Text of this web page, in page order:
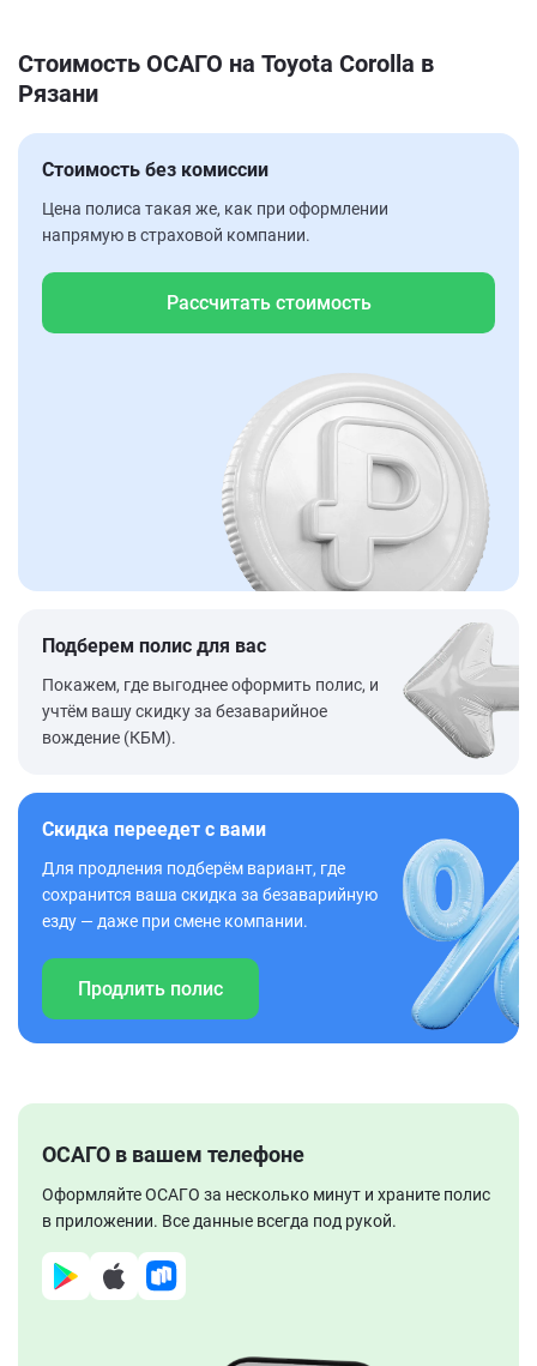
Стоимость ОСАГО на Toyota Corolla в
Рязани
Стоимость без комиссии
Цена полиса такая же, как при оформлении
напрямую в страховой компании.
Рассчитать стоимость
Подберем полис для вас
Покажем, где выгоднее оформить полис, и
учтём вашу скидку за безаварийное
вождение (КБМ).
Скидка переедет с вами
Для продления подберём вариант, где
сохранится ваша скидка за безаварийную
езду — даже при смене компании.
Продлить полис
ОСАГО в вашем телефоне
Оформляйте ОСАГО за несколько минут и храните полис
в приложении. Все данные всегда под рукой.